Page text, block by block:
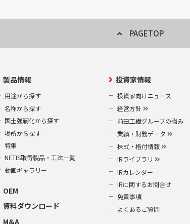
PAGETOP
製品情報
用途から探す
名称から探す
国土強靭化から探す
場所から探す
特集
NETIS取得製品・工法一覧
動画ギャラリー
OEM
資料ダウンロード
M&A
投資家情報
投資家向けニュース
経営方針
前田工繊グループの強み
業績・財務データ
株式・格付情報
IRライブラリ
IRカレンダー
IRに関するお問合せ
免責事項
よくあるご質問